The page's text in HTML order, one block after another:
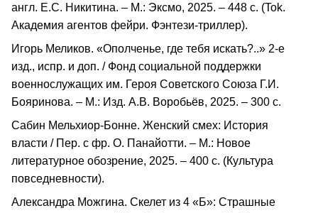
англ. Е.С. Никитина. – М.: Эксмо, 2025. – 448 с. (Tok.
Академия агентов фейри. Фэнтези-триллер).
Игорь Меликов. «Ополченье, где тебя искать?..» 2-е
изд., испр. и доп. / Фонд социальной поддержки
военнослужащих им. Героя Советского Союза Г.И.
Бояринова. – М.: Изд. А.В. Воробьёв, 2025. – 300 с.
Сабин Мельхиор-Бонне. Женский смех: История
власти / Пер. с фр. О. Панайотти. – М.: Новое
литературное обозрение, 2025. – 400 с. (Культура
повседневности).
Александра Можгина. Скелет из 4 «Б»: Страшные